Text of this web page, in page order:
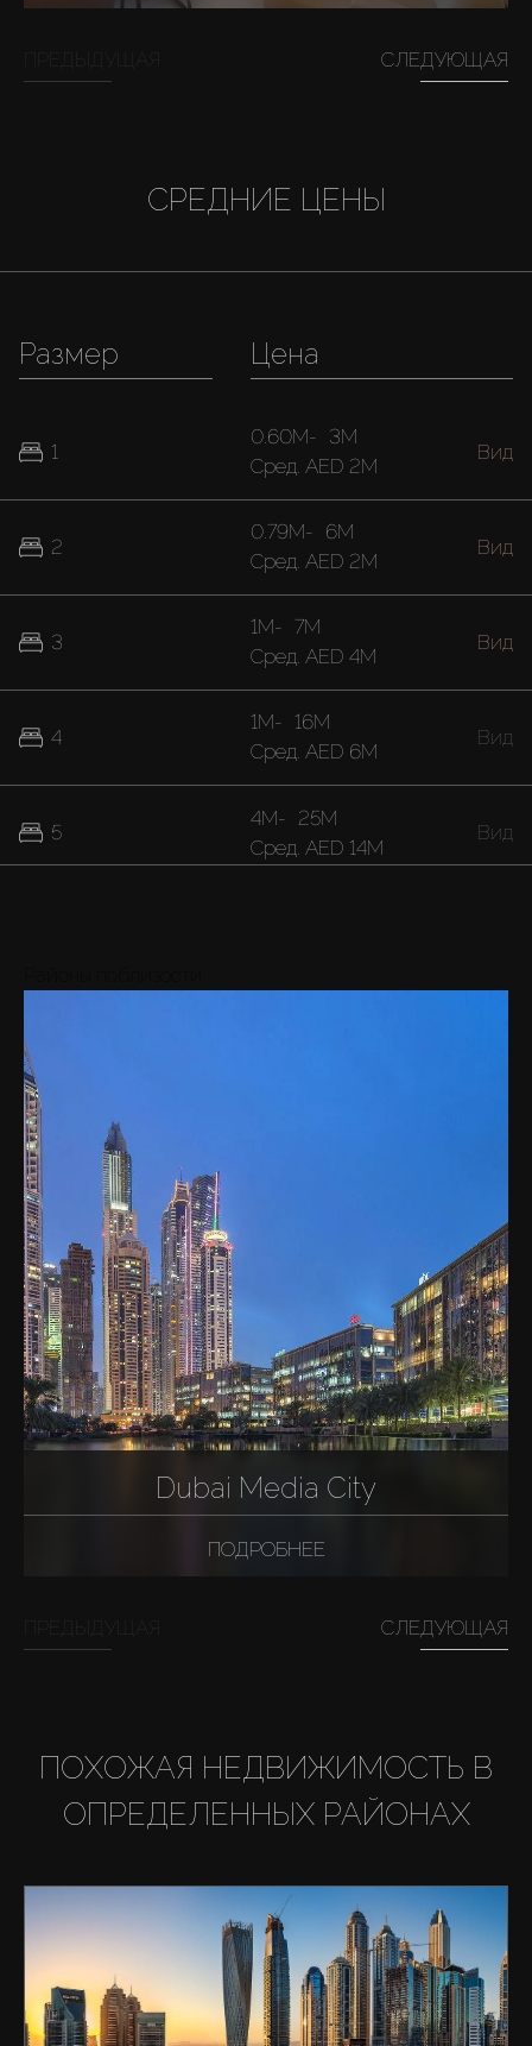
Аренда
Продажа
СЛЕДУЮЩАЯ
СРЕДНИЕ ЦЕНЫ
Размер
1
2
3
4
5
Цена
0.60M- 3M
Cред. AED 2M
Вид
0.79M- 6M
Cред. AED 2M
Вид
1M- 7M
Cред. AED 4M
Вид
1M- 16M
Cред. AED 6M
Вид
4M- 25M
Cред. AED 14M
Вид
Dubai Media City
ПОДРОБНЕЕ
СЛЕДУЮЩАЯ
ПОХОЖАЯ НЕДВИЖИМОСТЬ В
ОПРЕДЕЛЕННЫХ РАЙОНАХ